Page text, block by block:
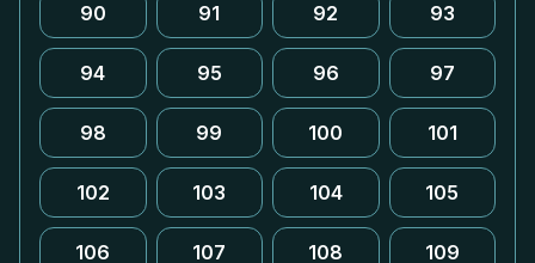
90 91 92 93
94 95 96 97
98 99 100 101
102 103 104 105
106 107 108 109